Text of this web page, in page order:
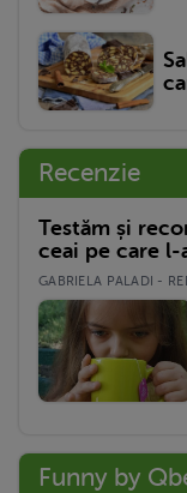
Recenzie
Testăm și
ceai pe care
GABRIELA PALADI -
Funny by